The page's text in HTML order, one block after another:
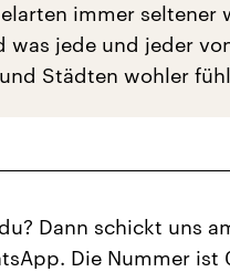
immer seltener
was jede und jeder
Städten wohler
Dann schickt uns
Die Nummer ist